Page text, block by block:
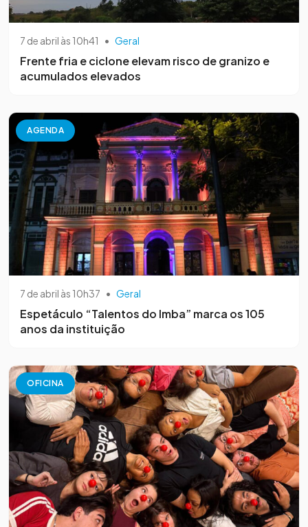
7 de abril às 10h41 • Geral
Frente fria e ciclone elevam risco de granizo e
acumulados elevados
AGENDA
7 de abril às 10h37 • Geral
Espetáculo “Talentos do Imba” marca os 105
anos da instituição
OFICINA